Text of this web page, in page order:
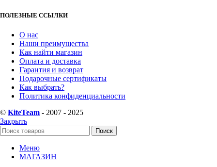
ПОЛЕЗНЫЕ ССЫЛКИ
О нас
Наши преимущества
Как найти магазин
Оплата и доставка
Гарантия и возврат
Подарочные сертификаты
Как выбрать?
Политика конфиденциальности
© KiteTeam - 2007 - 2025
Закрыть
Поиск
Меню
МАГАЗИН